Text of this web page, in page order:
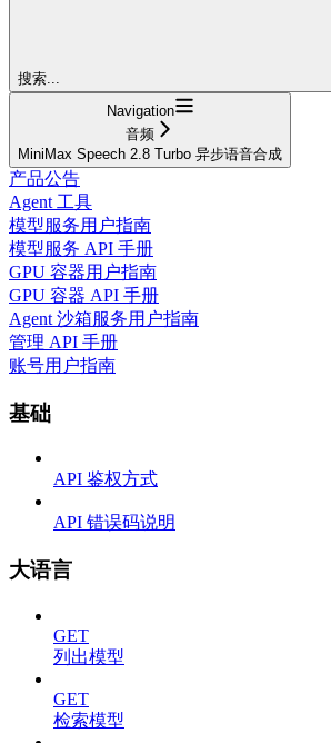
搜索...
Navigation
音频
MiniMax Speech 2.8 Turbo 异步语音合成
产品公告
Agent 工具
模型服务用户指南
模型服务 API 手册
GPU 容器用户指南
GPU 容器 API 手册
Agent 沙箱服务用户指南
管理 API 手册
账号用户指南
基础
API 鉴权方式
API 错误码说明
大语言
GET
列出模型
GET
检索模型